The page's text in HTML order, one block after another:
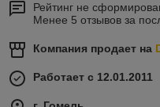
Рейтинг не
Менее 5 отзывов за
Компания продает на
Работает с 12.01.2011